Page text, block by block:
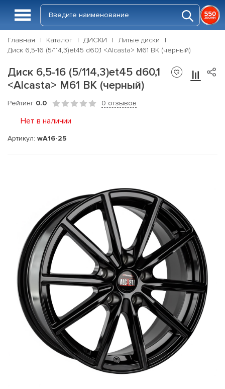
Главная Каталог ДИСКИ
Литые диски
Диск 6,5-16 (5/114,3)et45 d60,1 <Alcasta> M61 BK (черный)
Диск 6,5-16 (5/114,3)et45 d60,1
<Alcasta> M61 BK (черный)
Рейтинг 0.0 0 отзывов
Нет в наличии
Артикул: wA16-25